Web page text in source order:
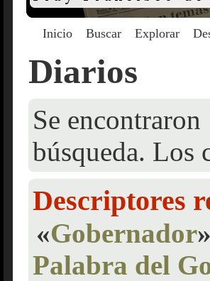
Inicio Buscar Explorar
Diarios
Se
búsqueda. Los
Descriptores
«Gobernador»
Palabra del